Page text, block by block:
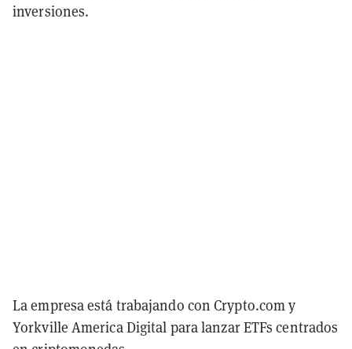
inversiones.
La empresa está trabajando con Crypto.com y
Yorkville America Digital para lanzar ETFs centrados